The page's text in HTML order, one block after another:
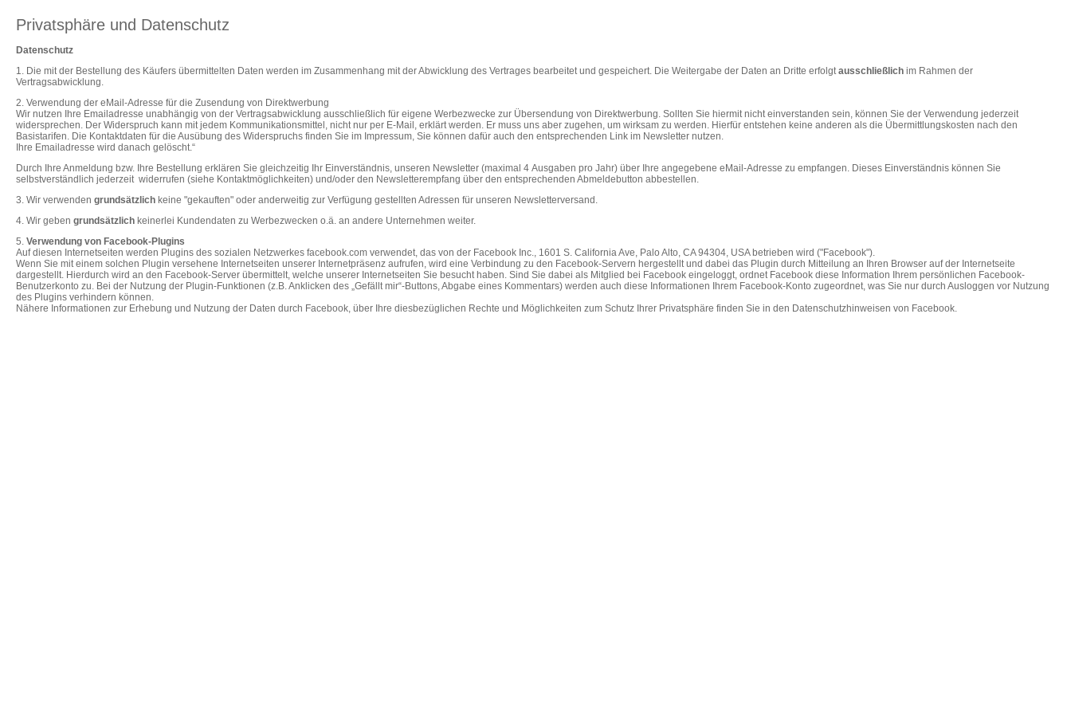
Privatsphäre und Datenschutz
Datenschutz
1. Die mit der Bestellung des Käufers übermittelten Daten werden im Zusammenhang mit der Abwicklung des Vertrages bearbeitet und gespeichert. Die Weitergabe der Daten an Dritte erfolgtausschließlich im Rahmen der
Vertragsabwicklung.
2. Verwendung der eMail-Adresse für die Zusendung von Direktwerbung
Wir nutzen Ihre Emailadresse unabhängig von der Vertragsabwicklung ausschließlich für eigene Werbezwecke zur Übersendung von Direktwerbung. Sollten Sie hiermit nicht einverstanden sein, können Sie der Verwendung jederzeit
widersprechen. Der Widerspruch kann mit jedem Kommunikationsmittel, nicht nur per E-Mail, erklärt werden. Er muss uns aber zugehen, um wirksam zu werden. Hierfür entstehen keine anderen als die Übermittlungskosten nach den
Basistarifen. Die Kontaktdaten für die Ausübung des Widerspruchs finden Sie im Impressum, Sie können dafür auch den entsprechenden Link im Newsletter nutzen.
Ihre Emailadresse wird danach gelöscht.“
Durch Ihre Anmeldung bzw. Ihre Bestellung erklären Sie gleichzeitig Ihr Einverständnis, unseren Newsletter (maximal 4 Ausgaben pro Jahr) über Ihre angegebene eMail-Adresse zu empfangen. Dieses Einverständnis können Sie
selbstverständlich jederzeit widerrufen (siehe Kontaktmöglichkeiten) und/oder den Newsletterempfang über den entsprechenden Abmeldebutton abbestellen.
3. Wir verwenden grundsätzlich keine "gekauften" oder anderweitig zur Verfügung gestellten Adressen für unseren Newsletterversand.
4. Wir geben grundsätzlich keinerlei Kundendaten zu Werbezwecken o.ä. an andere Unternehmen weiter.
5. Verwendung von Facebook-Plugins
Auf diesen Internetseiten werden Plugins des sozialen Netzwerkes facebook.com verwendet, das von der Facebook Inc., 1601 S. California Ave, Palo Alto, CA 94304, USA betrieben wird ("Facebook").
Wenn Sie mit einem solchen Plugin versehene Internetseiten unserer Internetpräsenz aufrufen, wird eine Verbindung zu den Facebook-Servern hergestellt und dabei das Plugin durch Mitteilung an Ihren Browser auf der Internetseite
dargestellt. Hierdurch wird an den Facebook-Server übermittelt, welche unserer Internetseiten Sie besucht haben. Sind Sie dabei als Mitglied bei Facebook eingeloggt, ordnet Facebook diese Information Ihrem persönlichen Facebook-
Benutzerkonto zu. Bei der Nutzung der Plugin-Funktionen (z.B. Anklicken des „Gefällt mir“-Buttons, Abgabe eines Kommentars) werden auch diese Informationen Ihrem Facebook-Konto zugeordnet, was Sie nur durch Ausloggen vor Nutzung
des Plugins verhindern können.
Nähere Informationen zur Erhebung und Nutzung der Daten durch Facebook, über Ihre diesbezüglichen Rechte und Möglichkeiten zum Schutz Ihrer Privatsphäre finden Sie in den Datenschutzhinweisen von Facebook.